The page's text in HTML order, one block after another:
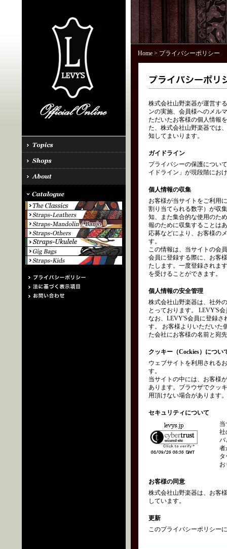
Home> プライバシーポリシー
株式会社山野楽器が運営す
ンの実施、会員様へのメル
ただいたお客様の個人情報
た、株式会社山野楽器では
知してまいります。
ガイドライン
プライバシーの保護につい
イドライン」が現段階にお
個人情報の収集
お客様が当サイトをご利用
割り当てられる数字）が収
知、また集合的な使用のた
報のために収集することは
応募などにより、お客様の
す。
この情報は、当サイトの会
会員に登録する際に、お客
たします。一度登録されま
を受けることができます。
個人情報の安全管理
株式会社山野楽器は、社外
とっております。 LEVY'S
なお、LEVY'S会員に登録さ
す。 お客様よりいただいた
た会社にお客様の名前と宛
クッキー（Cockies）につい
ウェブサイトを利用される
す。
当サイトの中には、お客様
あります。ブラウザでクッ
用頂けない場合があります。
セキュリティについて
社
バ
者
お客様の同意
株式会社山野楽器は、お客
しています。
更新
このプライバシーポリシー